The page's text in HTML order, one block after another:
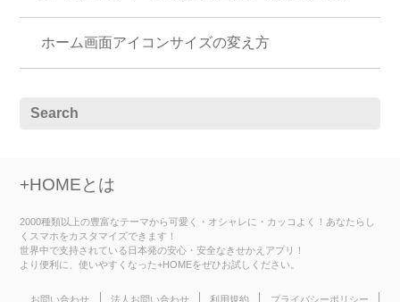
ホーム画面アイコンサイズの変え方
+HOMEとは
2000種類以上の豊富なテーマから可愛く・オシャレに・カッコよく！あなたらし
くスマホをカスタマイズできます！
世界中で支持されている日本発の安心・安全なきせかえアプリ！
より便利に、使いやすくなった+HOMEをぜひお試しください。
お問い合わせ 法人お問い合わせ 利用規約 プライバシーポリシー